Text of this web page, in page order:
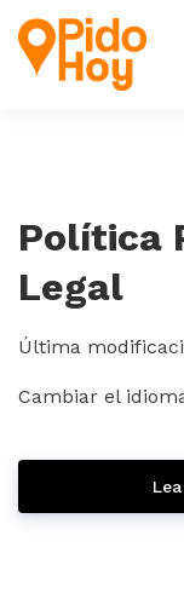
Política
Legal
Última
Cambiar el